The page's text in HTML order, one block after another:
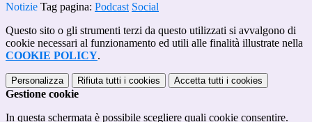
Notizie Tag pagina: Podcast Social
Questo sito o gli strumenti terzi da questo utilizzati si avvalgono di
cookie necessari al funzionamento ed utili alle finalità illustrate nella
COOKIE POLICY.
Personalizza Rifiuta tutti i cookies Accetta tutti i cookies
Gestione cookie
In questa schermata è possibile scegliere quali cookie consentire.